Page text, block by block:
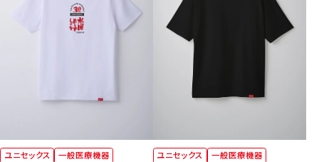
ユニセックス 一般医療機器 ユニセックス 一般医療機器